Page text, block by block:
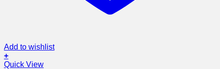
Add to wishlist
+
Quick View